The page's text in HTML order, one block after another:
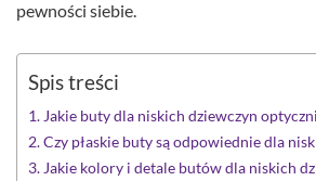
pewności siebie.
Spis treści
Jakie buty dla niskich dziewczyn
Czy płaskie buty są odpowiednie dla
Jakie kolory i detale butów dla niskich